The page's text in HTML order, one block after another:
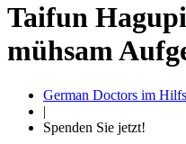
Taifun
mühsam
German Doctors im
|
Spenden Sie jetzt!